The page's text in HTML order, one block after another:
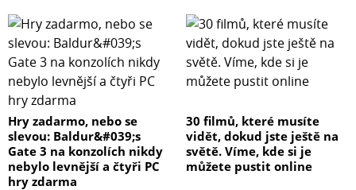
Hry zadarmo, nebo se
slevou: Baldur&#039;s
Gate 3 na konzolích nikdy
nebylo levnější a čtyři PC
hry zdarma
30 filmů, které musíte
vidět, dokud jste ještě na
světě. Víme, kde si je
můžete pustit online